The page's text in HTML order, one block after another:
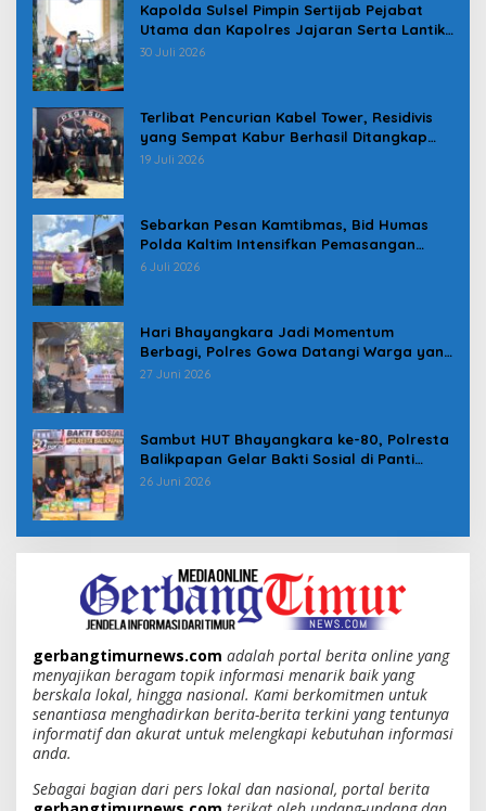
Kapolda Sulsel Pimpin Sertijab Pejabat
Utama dan Kapolres Jajaran Serta Lantik
Karolog dan Kapolresta Gowa
30 Juli 2026
Terlibat Pencurian Kabel Tower, Residivis
yang Sempat Kabur Berhasil Ditangkap
Tim Gabungan di Jeneponto
19 Juli 2026
Sebarkan Pesan Kamtibmas, Bid Humas
Polda Kaltim Intensifkan Pemasangan
Spanduk serta Pembagian Stiker
6 Juli 2026
Hari Bhayangkara Jadi Momentum
Berbagi, Polres Gowa Datangi Warga yang
Membutuhkan
27 Juni 2026
Sambut HUT Bhayangkara ke-80, Polresta
Balikpapan Gelar Bakti Sosial di Panti
Asuhan Jabal Rahmah
26 Juni 2026
gerbangtimurnews.com adalah portal berita online yang
menyajikan beragam topik informasi menarik baik yang
berskala lokal, hingga nasional. Kami berkomitmen untuk
senantiasa menghadirkan berita-berita terkini yang tentunya
informatif dan akurat untuk melengkapi kebutuhan informasi
anda.
Sebagai bagian dari pers lokal dan nasional, portal berita